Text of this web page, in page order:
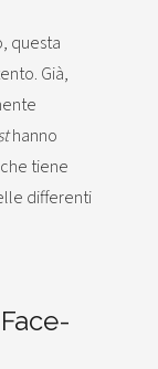
questa
Già,
hanno
tiene
differenti